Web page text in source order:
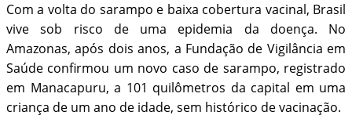
Com a volta do sarampo e baixa cobertura vacinal, Brasil
vive sob risco de uma epidemia da doença. No
Amazonas, após dois anos, a Fundação de Vigilância em
Saúde confirmou um novo caso de sarampo, registrado
em Manacapuru, a 101 quilômetros da capital em uma
criança de um ano de idade, sem histórico de vacinação.